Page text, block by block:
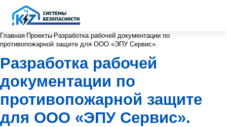
Главная Проекты Разработка рабочей документации по
противопожарной защите для ООО «ЭПУ Сервис».
Разработка рабочей
документации по
противопожарной защите
для ООО «ЭПУ Сервис».